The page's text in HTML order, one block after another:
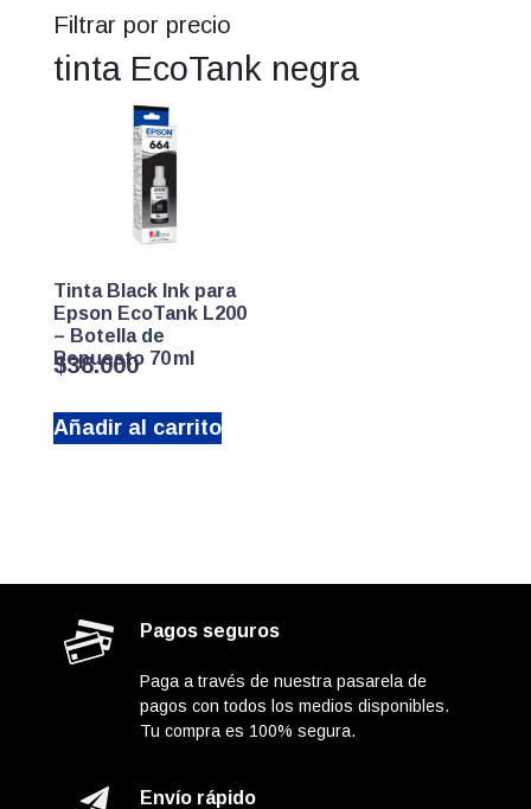
Filtrar por precio
tinta EcoTank negra
Tinta Black Ink para
Epson EcoTank L200
– Botella de
Repuesto 70 ml
$38.000
Añadir al carrito
Pagos seguros
Paga a través de nuestra pasarela de
pagos con todos los medios disponibles.
Tu compra es 100% segura.
Envío rápido